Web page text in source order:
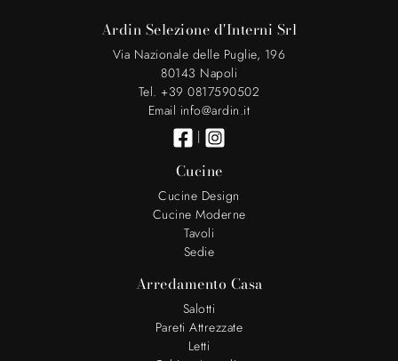
Ardin Selezione d'Interni Srl
Via Nazionale delle Puglie, 196
80143 Napoli
Tel. +39 0817590502
Email info@ardin.it
|
Cucine
Cucine Design
Cucine Moderne
Tavoli
Sedie
Arredamento Casa
Salotti
Pareti Attrezzate
Letti